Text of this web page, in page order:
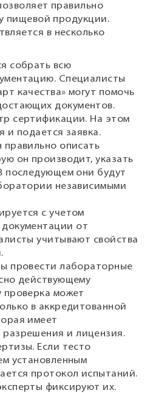
правильно
пищевой продукции.
в несколько
собрать всю
Специалисты
качества» могут помочь
документов.
сертификации. На этом
и подается заявка.
правильно описать
он производит, указать
последующем они будут
независимыми
с учетом
от
учитывают свойства
провести лабораторные
действующему
проверка может
в аккредитованной
имеет
разрешения и лицензия.
Если тесто
установленным
протокол испытаний.
фиксируют их.